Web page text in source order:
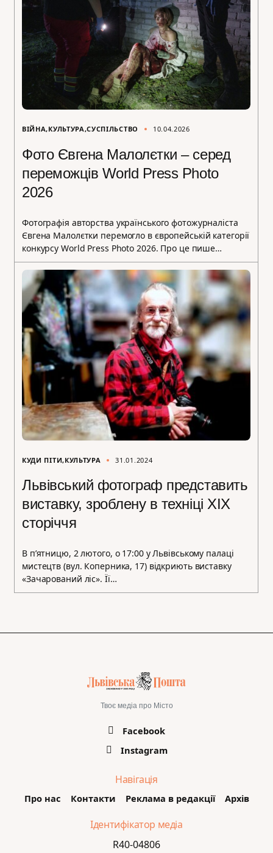
ВІЙНА КУЛЬТУРА СУСПІЛЬСТВО 10.04.2026
Фото Євгена Малолєтки – серед
переможців World Press Photo
2026
Фотографія авторства українського фотожурналіста
Євгена Малолєтки перемогло в європейській категорії
конкурсу World Press Photo 2026. Про це пише…
КУДИ ПІТИ КУЛЬТУРА 31.01.2024
Львівський фотограф представить
виставку, зроблену в техніці ХІХ
сторіччя
В п’ятницю, 2 лютого, о 17:00 у Львівському палаці
мистецтв (вул. Коперника, 17) відкриють виставку
«Зачарований ліс». Її…
Твоє медіа про Місто
Facebook
Instagram
Навігація
Про нас Контакти Реклама в редакції Архів
Ідентифікатор медіа
R40-04806